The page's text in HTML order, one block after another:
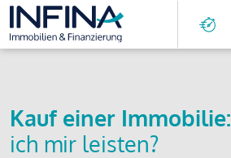
Kauf einer Immobilie:
ich mir leisten?